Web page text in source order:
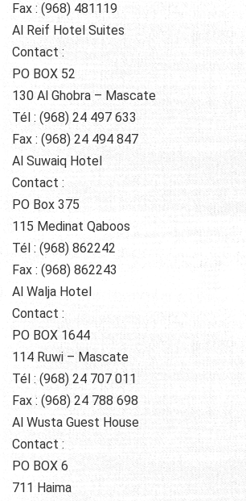
Fax : (968) 481119
Al Reif Hotel Suites
Contact :
PO BOX 52
130 Al Ghobra – Mascate
Tél : (968) 24 497 633
Fax : (968) 24 494 847
Al Suwaiq Hotel
Contact :
PO Box 375
115 Medinat Qaboos
Tél : (968) 862242
Fax : (968) 862243
Al Walja Hotel
Contact :
PO BOX 1644
114 Ruwi – Mascate
Tél : (968) 24 707 011
Fax : (968) 24 788 698
Al Wusta Guest House
Contact :
PO BOX 6
711 Haima